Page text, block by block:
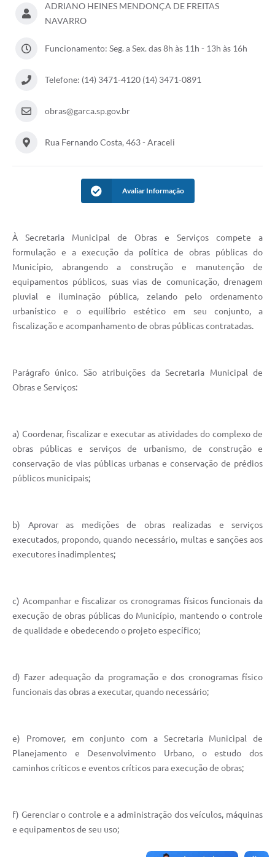
Memorial Santa Saustina
Súmulas Administrativas
Cultura
Consulta Pública Eletrônica Lei de Diretrizes Orçamentárias -
Concursos
Notícias
Nota Fiscal Eletrônica
ADRIANO HEINES MENDONÇA DE FREITAS
NAVARRO
Funcionamento: Seg. a Sex. das 8h às 11h - 13h às 16h
Telefone: (14) 3471-4120 (14) 3471-0891
obras@garca.sp.gov.br
Rua Fernando Costa, 463 - Araceli
Avaliar Informação
À Secretaria Municipal de Obras e Serviços compete a
formulação e a execução da política de obras públicas do
Município, abrangendo a construção e manutenção de
equipamentos públicos, suas vias de comunicação, drenagem
pluvial e iluminação pública, zelando pelo ordenamento
urbanístico e o equilíbrio estético em seu conjunto, a
fiscalização e acompanhamento de obras públicas contratadas.
Parágrafo único. São atribuições da Secretaria Municipal de
Obras e Serviços:
a) Coordenar, fiscalizar e executar as atividades do complexo de
obras públicas e serviços de urbanismo, de construção e
conservação de vias públicas urbanas e conservação de prédios
públicos municipais;
b) Aprovar as medições de obras realizadas e serviços
executados, propondo, quando necessário, multas e sanções aos
executores inadimplentes;
c) Acompanhar e fiscalizar os cronogramas físicos funcionais da
execução de obras públicas do Município, mantendo o controle
de qualidade e obedecendo o projeto específico;
d) Fazer adequação da programação e dos cronogramas físico
funcionais das obras a executar, quando necessário;
e) Promover, em conjunto com a Secretaria Municipal de
Planejamento e Desenvolvimento Urbano, o estudo dos
caminhos críticos e eventos críticos para execução de obras;
f) Gerenciar o controle e a administração dos veículos, máquinas
e equipamentos de seu uso;